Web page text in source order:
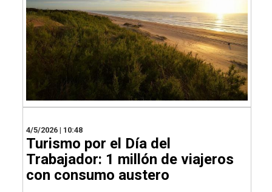
4/5/2026 | 10:48
Turismo por el Día del
Trabajador: 1 millón de viajeros
con consumo austero